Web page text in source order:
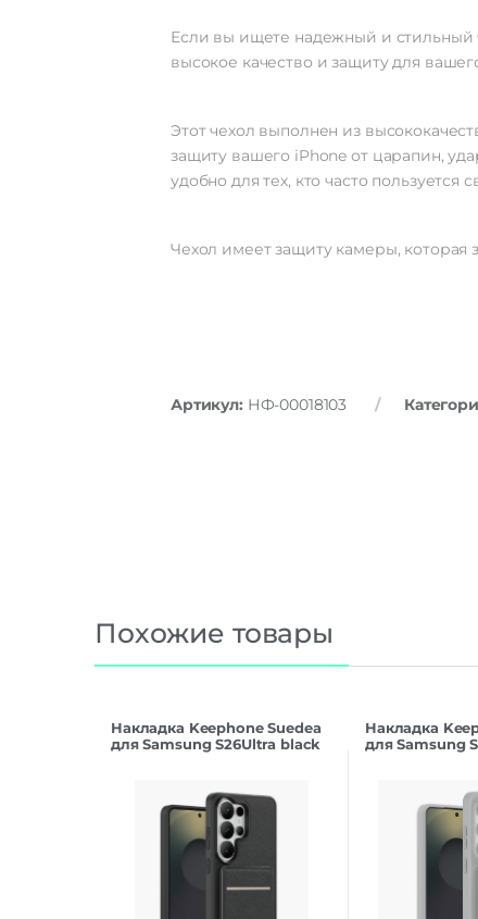
Если вы ищете надежный и стильный
высокое качество и защиту для
Этот чехол выполнен из
защиту вашего iPhone от царапин,
удобно для тех, кто часто пользуется
Чехол имеет защиту камеры,
Артикул: НФ-00018103
Похожие товары
Накладка Keephone Suedea
для Samsung S26Ultra black
Накладка
для Samsung